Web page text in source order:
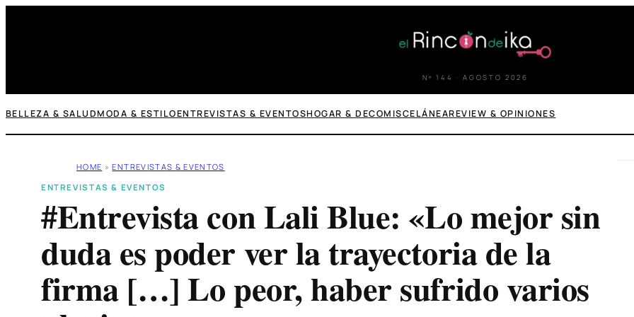
Nº 144 · AGOSTO 2026
BELLEZA & SALUDMODA & ESTILOENTREVISTAS & EVENTOSHOGAR & DECOMISCELÁNEAREVIEW & OPINIONES
HOME » ENTREVISTAS & EVENTOS
ENTREVISTAS & EVENTOS
#Entrevista con Lali Blue: «Lo mejor sin
duda es poder ver la trayectoria de la
firma […] Lo peor, haber sufrido varios